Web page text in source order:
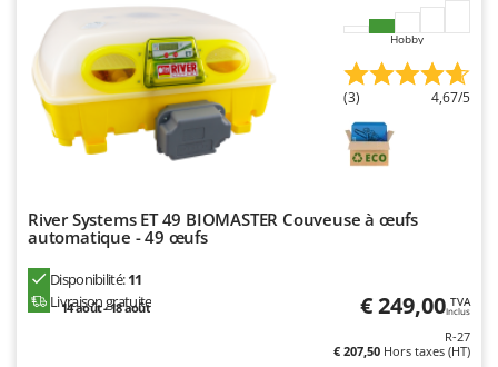
River Systems
Robomow
Rossofuoco
Rover Pompe
Royal Food
S
S.T.P.
Santos
Sbaraglia
Hobby
(3) 4,67/5
River Systems ET 49 BIOMASTER Couveuse à œufs
automatique - 49 œufs
Disponibilité:11
Livraison gratuite
14 août - 18 août € 249,00 TVA
Inclus
R-27
€ 207,50 Hors taxes (HT)